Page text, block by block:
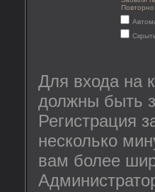
Для входа на
должны быть
Регистрация
несколько
вам более